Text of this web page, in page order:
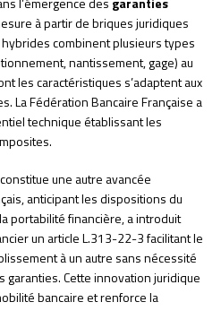
à partir de briques juridiques
combinent plusieurs types
nantissement, gage) au
les caractéristiques s’adaptent aux
La Fédération Bancaire Française a
technique établissant les
constitue une autre avancée
anticipant les dispositions du
portabilité financière, a introduit
un article L.313-22-3 facilitant le
à un autre sans nécessité
garanties. Cette innovation juridique
bancaire et renforce la